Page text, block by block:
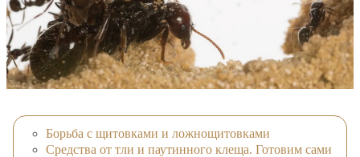
Борьба с щитовками и ложнощитовками
Средства от тли и паутинного клеща. Готовим сами